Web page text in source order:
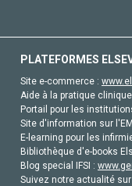
PLATEFORMES
Site e-commerce :
Aide à la pratique
Portail pour les
Site d'information sur
E-learning pour les
Bibliothèque d'e-books
Blog special IFSI :
Suivez notre actualité